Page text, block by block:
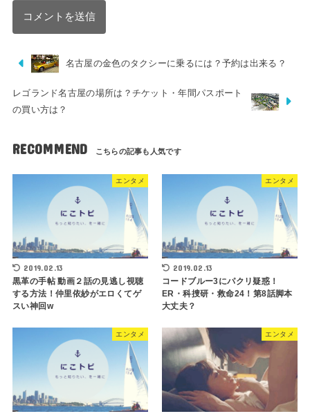
名古屋の金色のタクシーに乗るには？予約は出来る？
レゴランド名古屋の場所は？チケット・年間パスポート
の買い方は？
RECOMMEND
エンタメ
2019.02.13
黒革の手帖 動画２話の見逃し視聴
する方法！仲里依紗がエロくてゲ
スい神回w
エンタメ
2019.02.13
コードブルー3にパクリ疑惑！
ER・科捜研・救命24！第8話脚本
大丈夫？
エンタメ エンタメ